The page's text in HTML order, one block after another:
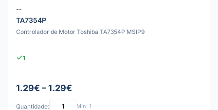
--
TA7354P
Controlador de Motor Toshiba TA7354P MSIP9
1
1.29€ – 1.29€
Quantidade: Mín: 1